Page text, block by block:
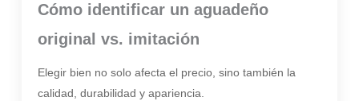
Cómo identificar un aguadeño
original vs. imitación
Elegir bien no solo afecta el precio, sino también la
calidad, durabilidad y apariencia.